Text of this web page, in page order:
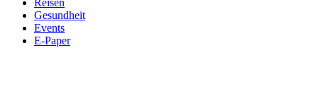
Gesundheit
Events
E-Paper